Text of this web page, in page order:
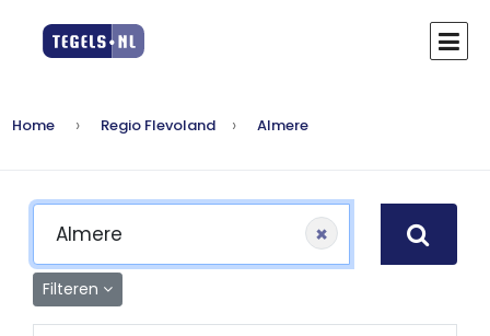
Home Regio Flevoland Almere
×
Filteren